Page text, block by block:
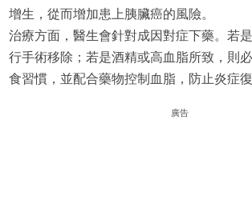
增生，從而增加患上胰臟癌的風險。
治療方面，醫生會針對成因對症下藥。若
行手術移除；若是酒精或高血脂所致，則
食習慣，並配合藥物控制血脂，防止炎症復
廣告